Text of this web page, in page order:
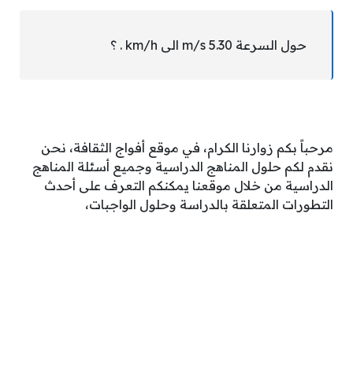
حول السرعة 5.30 m/s الى km/h . ؟
مرحباً بكم زوارنا الكرام، في موقع أفواج الثقافة، نحن
نقدم لكم حلول المناهج الدراسية وجميع أسئلة المناهج
الدراسية من خلال موقعنا يمكنكم التعرف على أحدث
التطورات المتعلقة بالدراسة وحلول الواجبات،